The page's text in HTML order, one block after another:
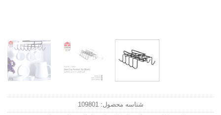
شناسه محصول: 109801